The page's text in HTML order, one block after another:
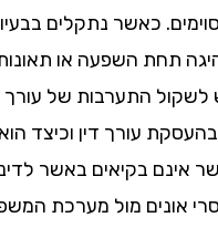
כאשר נתקלים בבעיות
השפעה או תאונות
התערבות של עורך דין
עורך דין וכיצד הוא
בקיאים באשר לדיני
מול מערכת המשפט.